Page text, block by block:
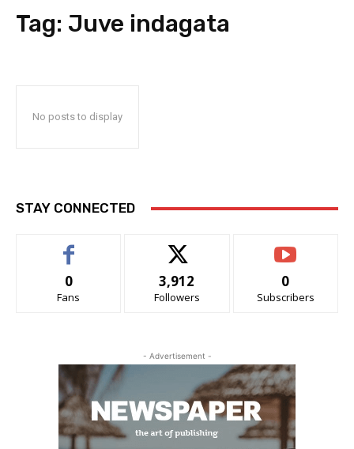
Tag: Juve indagata
No posts to display
STAY CONNECTED
0
Fans
3,912
Followers
0
Subscribers
- Advertisement -